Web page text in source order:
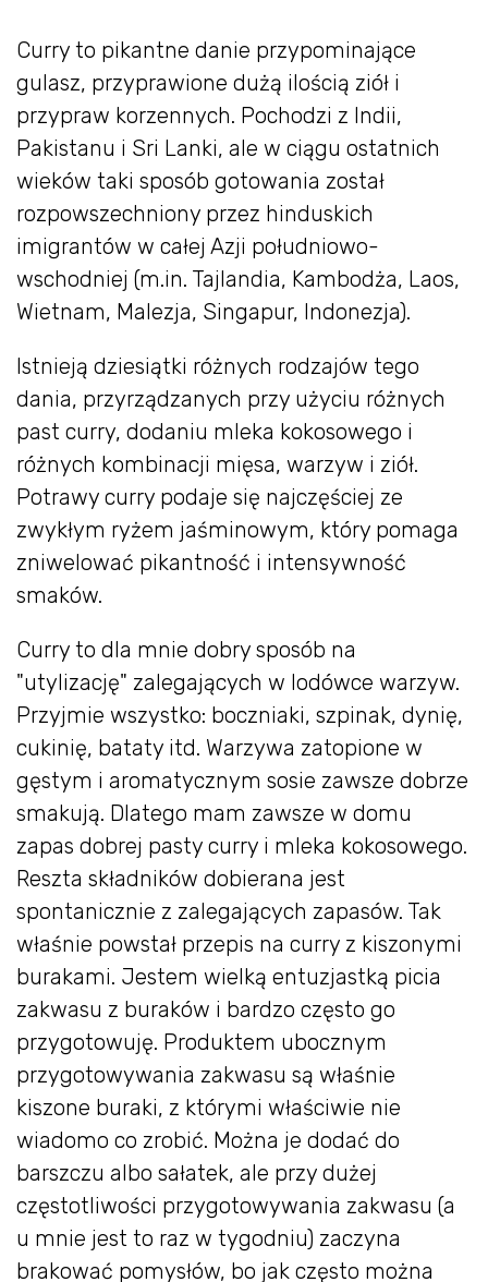
Curry to pikantne danie przypominające
gulasz, przyprawione dużą ilością ziół i
przypraw korzennych. Pochodzi z Indii,
Pakistanu i Sri Lanki, ale w ciągu ostatnich
wieków taki sposób gotowania został
rozpowszechniony przez hinduskich
imigrantów w całej Azji południowo-
wschodniej (m.in. Tajlandia, Kambodża, Laos,
Wietnam, Malezja, Singapur, Indonezja).
Istnieją dziesiątki różnych rodzajów tego
dania, przyrządzanych przy użyciu różnych
past curry, dodaniu mleka kokosowego i
różnych kombinacji mięsa, warzyw i ziół.
Potrawy curry podaje się najczęściej ze
zwykłym ryżem jaśminowym, który pomaga
zniwelować pikantność i intensywność
smaków.
Curry to dla mnie dobry sposób na
"utylizację" zalegających w lodówce warzyw.
Przyjmie wszystko: boczniaki, szpinak, dynię,
cukinię, bataty itd. Warzywa zatopione w
gęstym i aromatycznym sosie zawsze dobrze
smakują. Dlatego mam zawsze w domu
zapas dobrej pasty curry i mleka kokosowego.
Reszta składników dobierana jest
spontanicznie z zalegających zapasów. Tak
właśnie powstał przepis na curry z kiszonymi
burakami. Jestem wielką entuzjastką picia
zakwasu z buraków i bardzo często go
przygotowuję. Produktem ubocznym
przygotowywania zakwasu są właśnie
kiszone buraki, z którymi właściwie nie
wiadomo co zrobić. Można je dodać do
barszczu albo sałatek, ale przy dużej
częstotliwości przygotowywania zakwasu (a
u mnie jest to raz w tygodniu) zaczyna
brakować pomysłów, bo jak często można